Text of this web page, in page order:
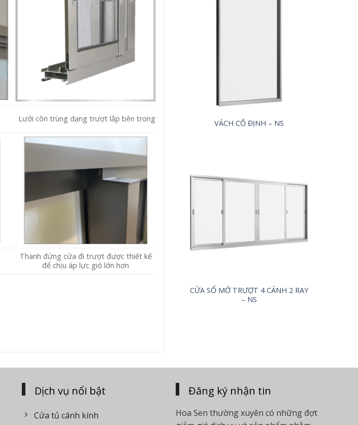
Lưới côn trùng dạng trượt lắp bên trong
Thanh đứng cửa đi trượt được thiết kế
để chịu áp lực gió lớn hơn
VÁCH CỐ ĐỊNH – NS
CỬA SỔ MỞ TRƯỢT 4 CÁNH 2 RAY
– NS
Dịch vụ nổi bật
Cửa tủ cánh kính
Đăng ký nhận tin
Hoa Sen thường xuyên có những đợt